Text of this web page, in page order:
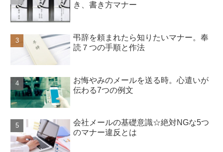
き、書き方マナー
弔辞を頼まれたら知りたいマナー。奉
読７つの手順と作法
お悔やみのメールを送る時。心遣いが
伝わる7つの例文
会社メールの基礎意識☆絶対NGな5つ
のマナー違反とは